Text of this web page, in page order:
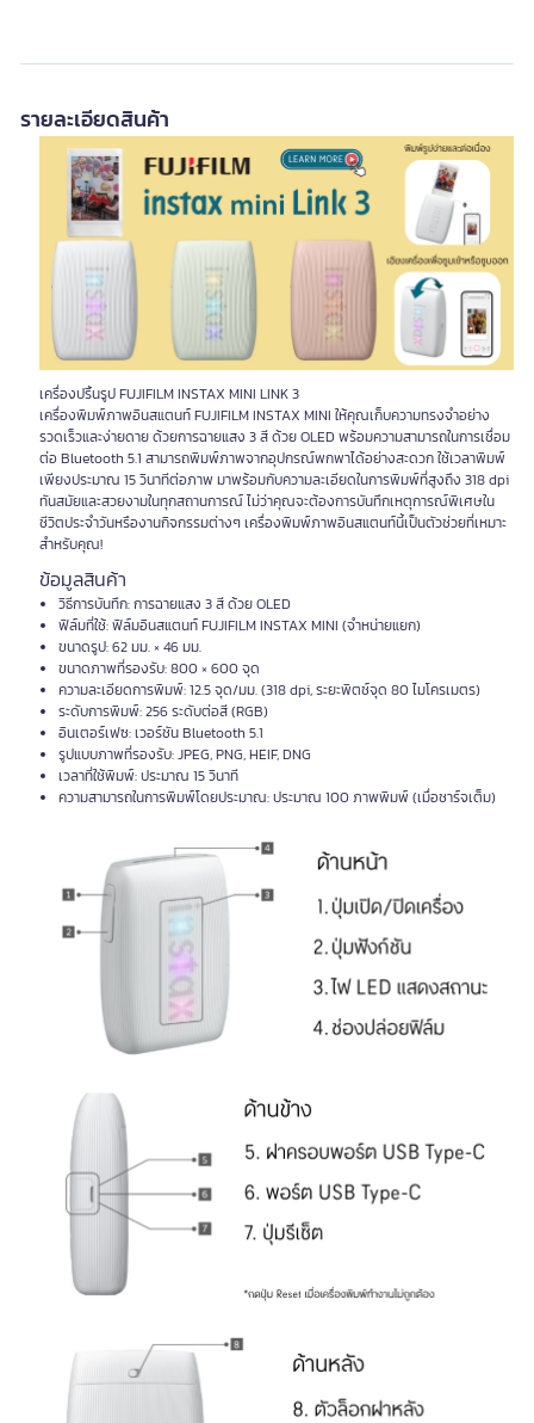
รายละเอียดสินค้า
เครื่องปริ้นรูป FUJIFILM INSTAX MINI LINK 3
เครื่องพิมพ์ภาพอินสแตนท์ FUJIFILM INSTAX MINI ให้คุณเก็บความทรงจำอย่าง
รวดเร็วและง่ายดาย ด้วยการฉายแสง 3 สี ด้วย OLED พร้อมความสามารถในการเชื่อม
ต่อ Bluetooth 5.1 สามารถพิมพ์ภาพจากอุปกรณ์พกพาได้อย่างสะดวก ใช้เวลาพิมพ์
เพียงประมาณ 15 วินาทีต่อภาพ มาพร้อมกับความละเอียดในการพิมพ์ที่สูงถึง 318 dpi
ทันสมัยและสวยงามในทุกสถานการณ์ ไม่ว่าคุณจะต้องการบันทึกเหตุการณ์พิเศษใน
ชีวิตประจำวันหรืองานกิจกรรมต่างๆ เครื่องพิมพ์ภาพอินสแตนท์นี้เป็นตัวช่วยที่เหมาะ
สำหรับคุณ!
ข้อมูลสินค้า
วิธีการบันทึก: การฉายแสง 3 สี ด้วย OLED
ฟิล์มที่ใช้: ฟิล์มอินสแตนท์ FUJIFILM INSTAX MINI (จำหน่ายแยก)
ขนาดรูป: 62 มม. × 46 มม.
ขนาดภาพที่รองรับ: 800 × 600 จุด
ความละเอียดการพิมพ์: 12.5 จุด/มม. (318 dpi, ระยะพิตช์จุด 80 ไมโครเมตร)
ระดับการพิมพ์: 256 ระดับต่อสี (RGB)
อินเตอร์เฟซ: เวอร์ชัน Bluetooth 5.1
รูปแบบภาพที่รองรับ: JPEG, PNG, HEIF, DNG
เวลาที่ใช้พิมพ์: ประมาณ 15 วินาที
ความสามารถในการพิมพ์โดยประมาณ: ประมาณ 100 ภาพพิมพ์ (เมื่อชาร์จเต็ม)